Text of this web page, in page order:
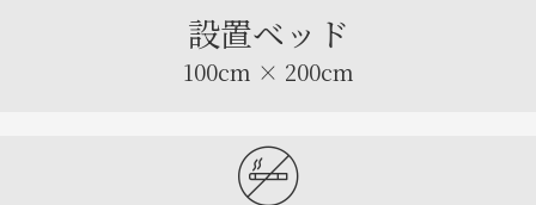
設置ベッド
100cm × 200cm